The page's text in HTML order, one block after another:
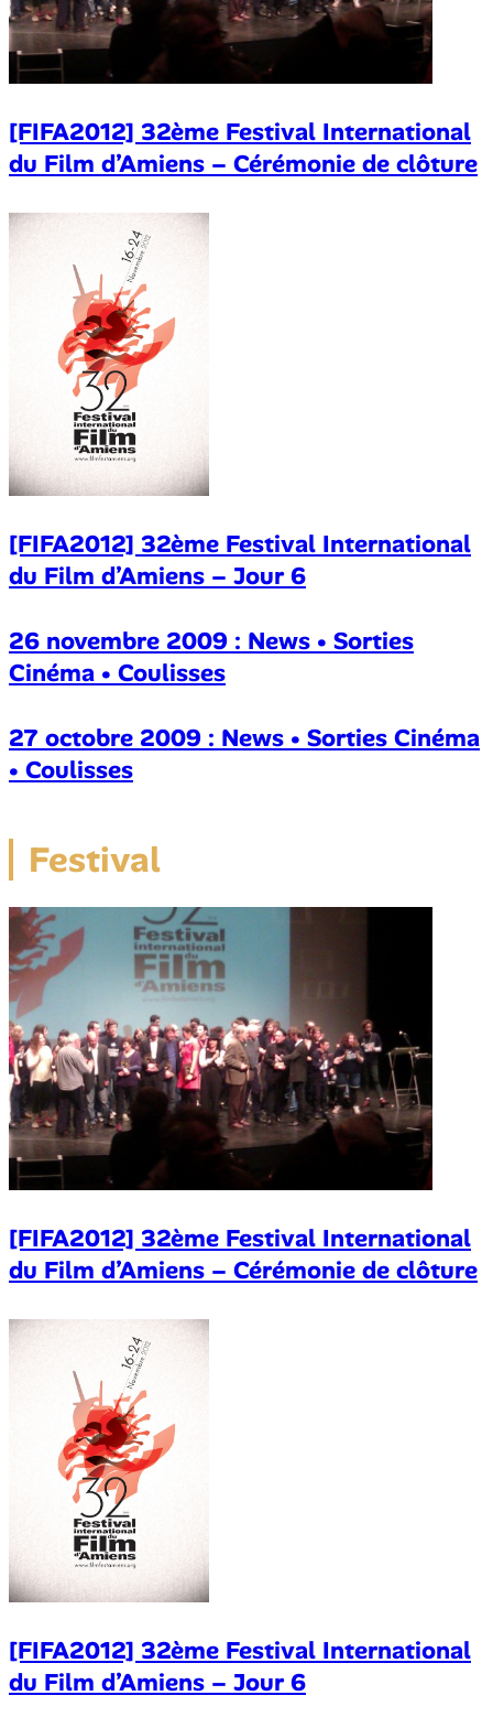
[FIFA2012] 32ème Festival International
du Film d’Amiens – Cérémonie de clôture
[FIFA2012] 32ème Festival International
du Film d’Amiens – Jour 6
26 novembre 2009 : News • Sorties
Cinéma • Coulisses
27 octobre 2009 : News • Sorties Cinéma
• Coulisses
Festival
[FIFA2012] 32ème Festival International
du Film d’Amiens – Cérémonie de clôture
[FIFA2012] 32ème Festival International
du Film d’Amiens – Jour 6